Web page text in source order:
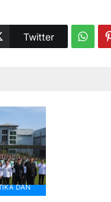
Twitter
DAN